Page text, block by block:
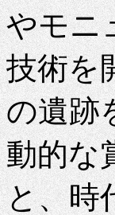
やモニ
技術を
の遺跡
動的な
と、時